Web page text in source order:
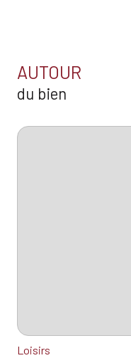
AUTOUR
du bien
Loisirs